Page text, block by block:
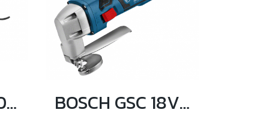
BOSCH GSA 1300 PCE เลื่อยชักอเนกประสงค์ 1,300 วัตต์ BOSCH GSC 18V-16 เครื่องตัดแผ่นโลหะไร้สาย 18V (ตัวเปล่า)